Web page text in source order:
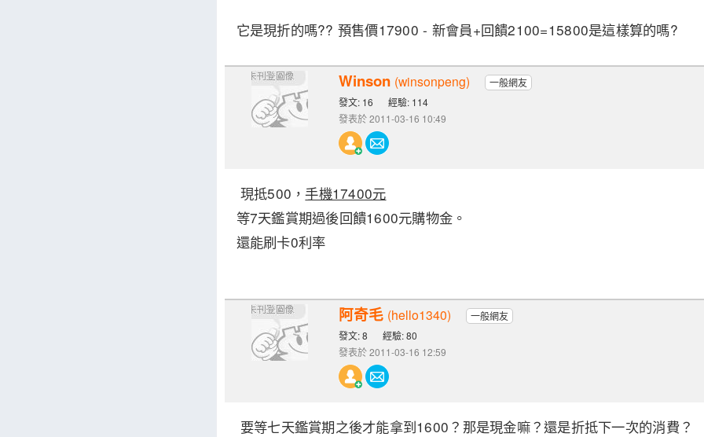
它是現折的嗎?? 預售價17900 - 新會員+回饋2100=15800是這樣算的嗎?
Winson (winsonpeng)
一般網友
發文: 16
經驗: 114
發表於 2011-03-16 10:49
現抵500，手機17400元
等7天鑑賞期過後回饋1600元購物金。
還能刷卡0利率
阿奇毛 (hello1340)
一般網友
發文: 8
經驗: 80
發表於 2011-03-16 12:59
要等七天鑑賞期之後才能拿到1600？那是現金嘛？還是折抵下一次的消費？